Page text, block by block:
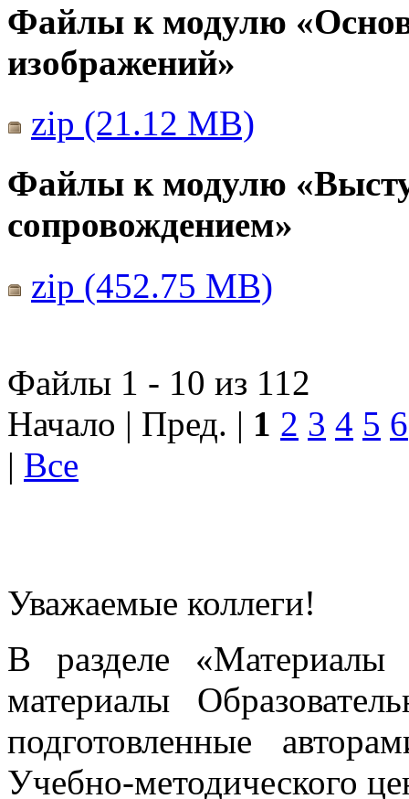
Файлы к модулю
изображений»
zip (21.12 MB)
Файлы к модулю
сопровождением»
zip (452.75 MB)
Файлы 1 - 10 из 112
Начало | Пред. | 1 2 3 4 5 6
| Все
Уважаемые коллеги!
В разделе «Материалы
материалы
подготовленные
Учебно-методического